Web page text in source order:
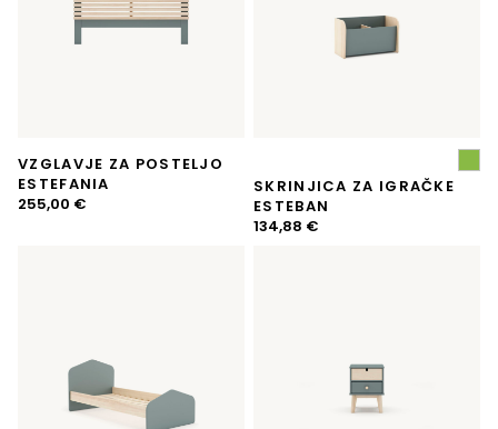
VZGLAVJE ZA POSTELJO
ESTEFANIA
255,00 €
SKRINJICA ZA IGRAČKE
ESTEBAN
134,88 €